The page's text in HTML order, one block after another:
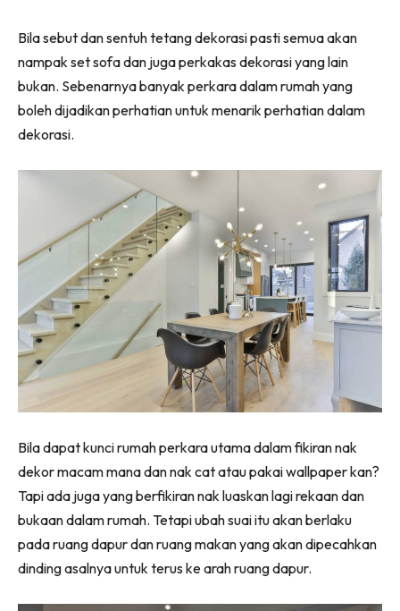
Hartanah
High Rise
Landed
Video
Buat Sendiri
Ilham Impiana
Ilham Impiana 360
Ilham Impiana Inspirasi Selebriti
Impiana TV
Impiana MakeOver
Lahar Dekor
Sembang Dekor
Sembang Laman
Tip Laman
Hub Ideaktiv
Bila sebut dan sentuh tetang dekorasi pasti semua akan
nampak set sofa dan juga perkakas dekorasi yang lain
bukan. Sebenarnya banyak perkara dalam rumah yang
boleh dijadikan perhatian untuk menarik perhatian dalam
dekorasi.
Bila dapat kunci rumah perkara utama dalam fikiran nak
dekor macam mana dan nak cat atau pakai wallpaper kan?
Tapi ada juga yang berfikiran nak luaskan lagi rekaan dan
bukaan dalam rumah. Tetapi ubah suai itu akan berlaku
pada ruang dapur dan ruang makan yang akan dipecahkan
dinding asalnya untuk terus ke arah ruang dapur.